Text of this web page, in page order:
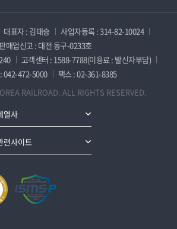
대표자 : 김태승
사업자등록 : 314-82-10024
매업신고 : 대전 동구-0233호
고객센터 : 1588-7788(이용료 : 발신자부담)
042-472-5000
팩스 : 02-361-8385
RAILROAD. ALL RIGHTS RESERVED.
열사
련사이트